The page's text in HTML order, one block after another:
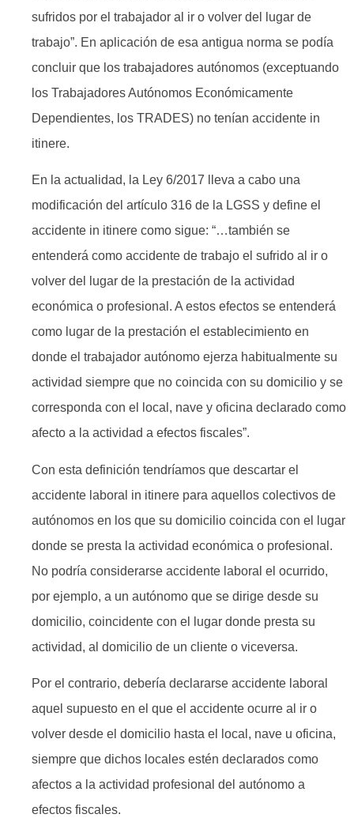
sufridos por el trabajador al ir o volver del lugar de
trabajo”. En aplicación de esa antigua norma se podía
concluir que los trabajadores autónomos (exceptuando
los Trabajadores Autónomos Económicamente
Dependientes, los TRADES) no tenían accidente in
itinere.
En la actualidad, la Ley 6/2017 lleva a cabo una
modificación del artículo 316 de la LGSS y define el
accidente in itinere como sigue: “…también se
entenderá como accidente de trabajo el sufrido al ir o
volver del lugar de la prestación de la actividad
económica o profesional. A estos efectos se entenderá
como lugar de la prestación el establecimiento en
donde el trabajador autónomo ejerza habitualmente su
actividad siempre que no coincida con su domicilio y se
corresponda con el local, nave y oficina declarado como
afecto a la actividad a efectos fiscales”.
Con esta definición tendríamos que descartar el
accidente laboral in itinere para aquellos colectivos de
autónomos en los que su domicilio coincida con el lugar
donde se presta la actividad económica o profesional.
No podría considerarse accidente laboral el ocurrido,
por ejemplo, a un autónomo que se dirige desde su
domicilio, coincidente con el lugar donde presta su
actividad, al domicilio de un cliente o viceversa.
Por el contrario, debería declararse accidente laboral
aquel supuesto en el que el accidente ocurre al ir o
volver desde el domicilio hasta el local, nave u oficina,
siempre que dichos locales estén declarados como
afectos a la actividad profesional del autónomo a
efectos fiscales.